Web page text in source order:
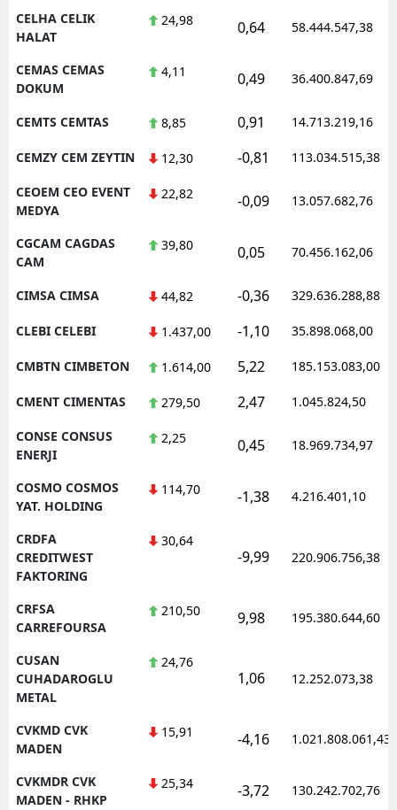
CELHA CELIK
HALAT
24,98 0,64 58.444.547,38
CEMAS CEMAS
DOKUM
4,11 0,49 36.400.847,69
CEMTS CEMTAS 8,85 0,91 14.713.219,16
CEMZY CEM ZEYTIN 12,30 -0,81 113.034.515,38
CEOEM CEO EVENT
MEDYA
22,82 -0,09 13.057.682,76
CGCAM CAGDAS
CAM
39,80 0,05 70.456.162,06
CIMSA CIMSA 44,82 -0,36 329.636.288,88
CLEBI CELEBI 1.437,00 -1,10 35.898.068,00
CMBTN CIMBETON 1.614,00 5,22 185.153.083,00
CMENT CIMENTAS 279,50 2,47 1.045.824,50
CONSE CONSUS
ENERJI
2,25 0,45 18.969.734,97
COSMO COSMOS
YAT. HOLDING
114,70 -1,38 4.216.401,10
CRDFA
CREDITWEST
FAKTORING
30,64
-9,99 220.906.756,38
CRFSA
CARREFOURSA
210,50 9,98 195.380.644,60
CUSAN
CUHADAROGLU
METAL
24,76
1,06 12.252.073,38
CVKMD CVK
MADEN
15,91 -4,16 1.021.808.061,43
CVKMDR CVK
MADEN - RHKP
25,34 -3,72 130.242.702,76